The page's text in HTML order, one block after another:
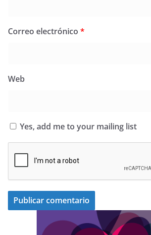
Correo electrónico *
Web
Yes, add me to your mailing list